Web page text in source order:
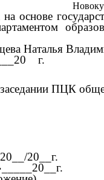
основе
Наталья
г.
ПЦК
20__г.